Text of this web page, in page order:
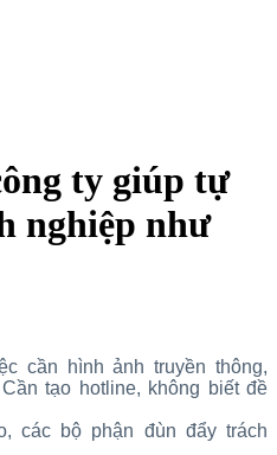
ty giúp tự
nghiệp như
cần hình ảnh truyền thông,
tạo hotline, không biết đề
các bộ phận đùn đẩy trách